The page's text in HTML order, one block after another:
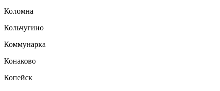
Коломна
Кольчугино
Коммунарка
Конаково
Копейск